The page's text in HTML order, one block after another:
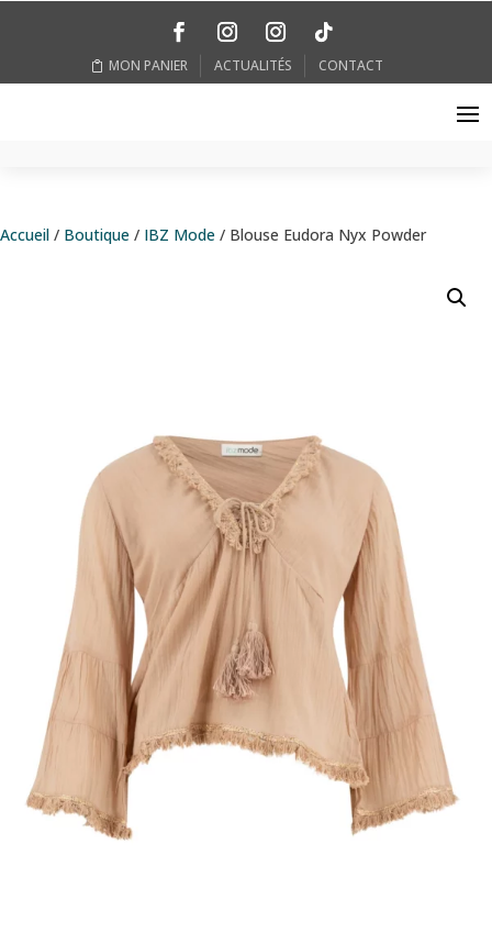
MON PANIER ACTUALITÉS CONTACT
Accueil / Boutique / IBZ Mode / Blouse Eudora Nyx Powder